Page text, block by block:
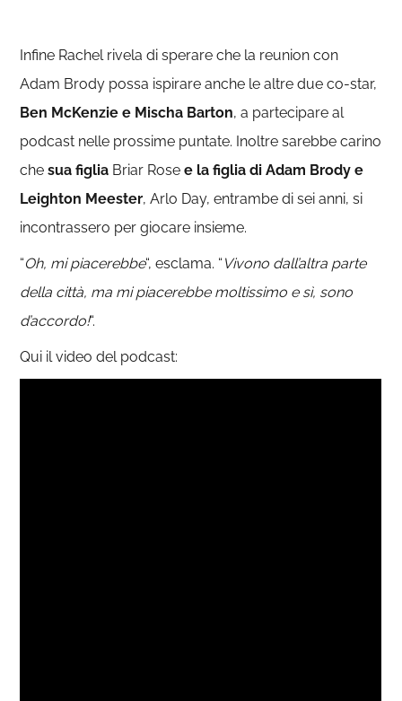
Infine Rachel rivela di sperare che la reunion con
Adam Brody possa ispirare anche le altre due co-star,
Ben McKenzie e Mischa Barton, a partecipare al
podcast nelle prossime puntate. Inoltre sarebbe carino
chesua figlia Briar Rose e la figlia di Adam Brody e
Leighton Meester, Arlo Day, entrambe di sei anni, si
incontrassero per giocare insieme.
“Oh, mi piacerebbe“, esclama. “ Vivono dall’altra parte
della città, ma mi piacerebbe moltissimo e sì, sono
d’accordo!“.
Qui il video del podcast: